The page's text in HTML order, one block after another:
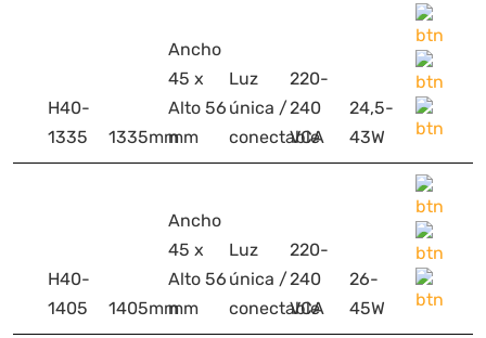
H40-
1335
1335mm
Ancho
45 x
Alto 56
mm
Luz
única /
conectable
220-
240
VCA
24,5-
43W
H40-
1405
1405mm
Ancho
45 x
Alto 56
mm
Luz
única /
conectable
220-
240
VCA
26-
45W